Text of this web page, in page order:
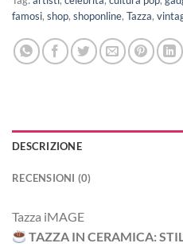
famosi, shop, shoponline, Tazza,
DESCRIZIONE
RECENSIONI (0)
Tazza iMAGE
TAZZA IN CERAMICA: